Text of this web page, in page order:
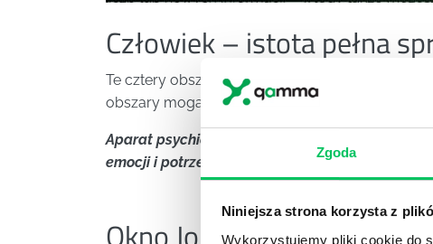
Zgoda
Niniejsza strona korzysta z
Wykorzystujemy pliki cookie do
Człowiek – istota pełna
Te cztery obszary mogą funkcjonować w
obszary mogą się powiększać, a inne stawać się
Aparat psychiczny człowieka jest na tyle
emocji i potrzeb.